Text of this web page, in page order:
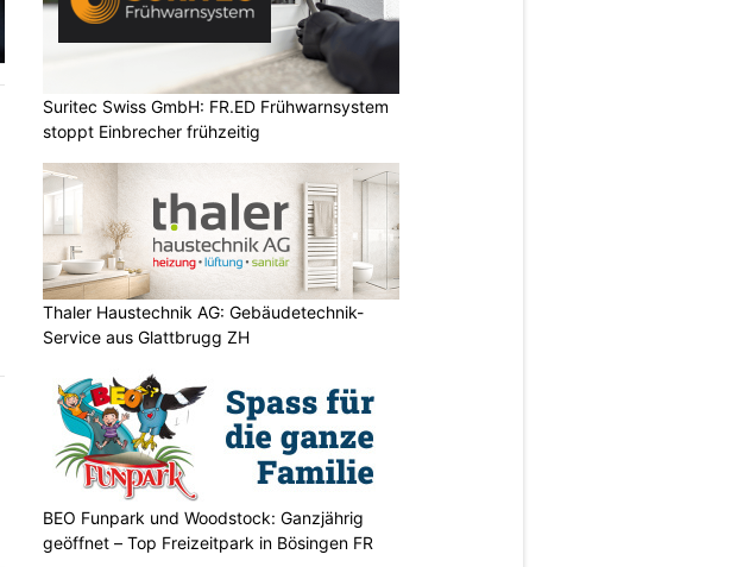
Suritec Swiss GmbH: FR.ED Frühwarnsystem
stoppt Einbrecher frühzeitig
Thaler Haustechnik AG: Gebäudetechnik-
Service aus Glattbrugg ZH
BEO Funpark und Woodstock: Ganzjährig
geöffnet – Top Freizeitpark in Bösingen FR